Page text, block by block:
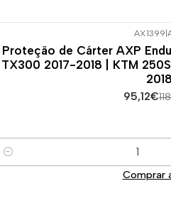
AX1399
Proteção de Cárter AXP
TX300 2017-2018 | KTM
2018
95,12€
Comprar